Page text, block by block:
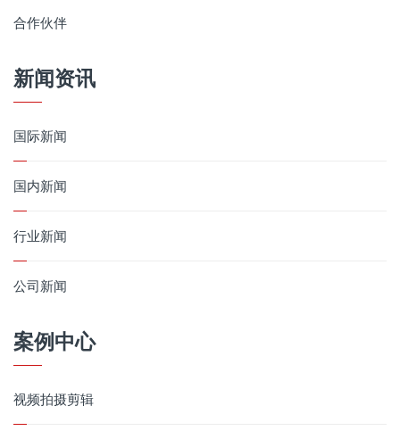
合作伙伴
新闻资讯
国际新闻
国内新闻
行业新闻
公司新闻
案例中心
视频拍摄剪辑